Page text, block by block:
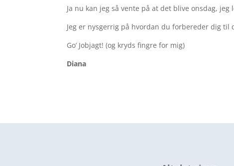
Ja nu kan jeg så vente på at det blive onsdag,
Jeg er nysgerrig på hvordan du forbereder dig til
Go’ Jobjagt! (og kryds fingre for mig)
Diana